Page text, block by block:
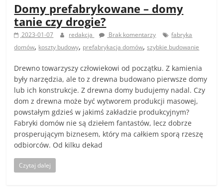
Domy prefabrykowane – domy
tanie czy drogie?
2023-01-07 redakcja Brak komentarzy
fabryka
domów, koszty budowy, prefabrykacja domów,szybkie budowanie
Drewno towarzyszy człowiekowi od początku. Z kamienia
były narzędzia, ale to z drewna budowano pierwsze domy
lub ich konstrukcje. Z drewna domy budujemy nadal. Czy
dom z drewna może być wytworem produkcji masowej,
powstałym gdzieś w jakimś zakładzie produkcyjnym?
Fabryki domów nie są dziełem fantastów, lecz dobrze
prosperującym biznesem, który ma całkiem sporą rzeszę
odbiorców. Od kilku dekad
Czytaj dalej